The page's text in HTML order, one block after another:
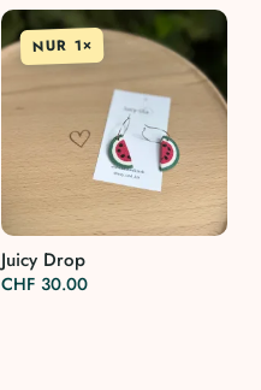
NUR 1×
Juicy Drop
CHF 30.00